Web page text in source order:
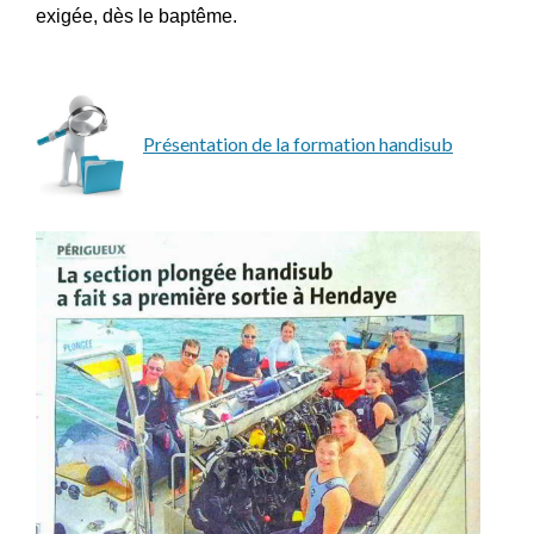
exigée, dès le baptême.
Présentation de la formation handisub